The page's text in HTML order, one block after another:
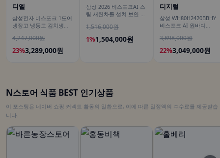
디엘
삼성전자 비스포크 1도어
냉장고 냉동고 김치냉장
1등급 AI절약
4,247,000원
23%3,289,000원
삼성 2026 비스포크AI 스
팀 새틴차콜 설치 보안 안
1,516,000원
1%1,504,000원
디지털
삼성 WH80H2420BBHY
비스포크 AI 원바디
입 1등급
3,898,000원
22%3,049,000원
N스토어 식품 BEST 인기상품
이 포스팅은 네이버 쇼핑 커넥트 활동의 일환으로, 이에 따른 일정액의 수수료를 제공받습
니다.